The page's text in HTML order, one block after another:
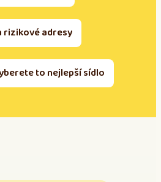
rizikové adresy
to nejlepší sídlo